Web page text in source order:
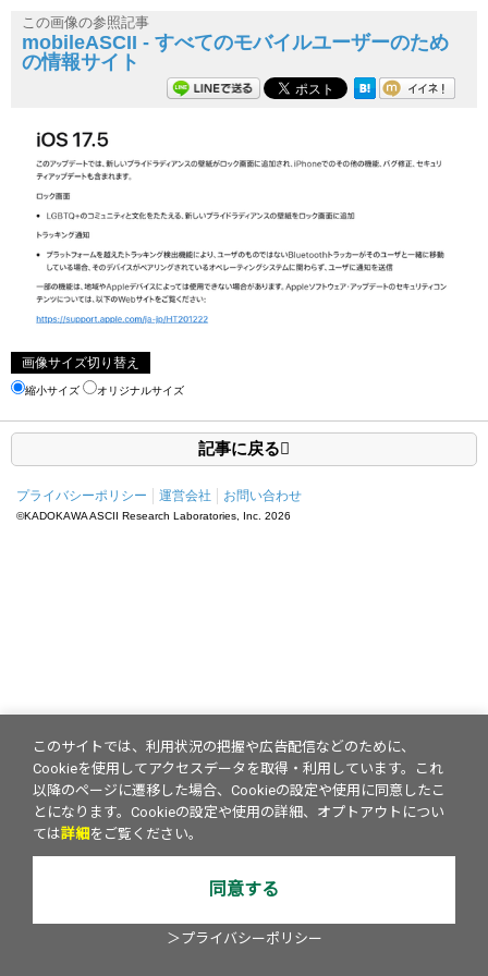
この画像の参照記事
mobileASCII - すべてのモバイルユーザーのため
の情報サイト
画像サイズ切り替え
縮小サイズ オリジナルサイズ
記事に戻る
プライバシーポリシー 運営会社 お問い合わせ
©KADOKAWA ASCII Research Laboratories, Inc. 2026
このサイトでは、利用状況の把握や広告配信などのために、
Cookieを使用してアクセスデータを取得・利用しています。これ
以降のページに遷移した場合、Cookieの設定や使用に同意したこ
とになります。Cookieの設定や使用の詳細、オプトアウトについ
ては詳細 をご覧ください。
同意する
＞プライバシーポリシー